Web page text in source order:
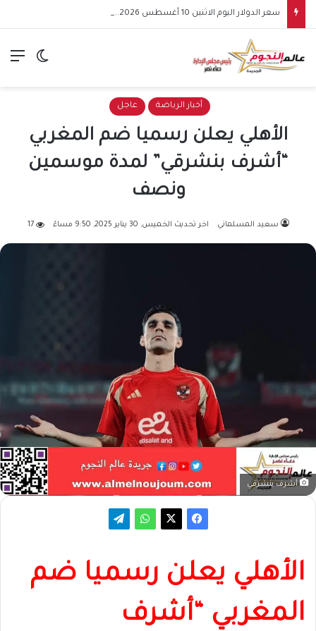
الوضع
أخبار الرياضة عاجل
الأهلي يعلن رسميا ضم المغربي
“أشرف بنشرقي” لمدة موسمين
ونصف
سعيد المسلماني اخر تحديث الخميس, 30 يناير 2025, 9:50 مساءً 17
أشرف بنشرقي
الأهلي يعلن رسميا ضم
المغربي “أشرف